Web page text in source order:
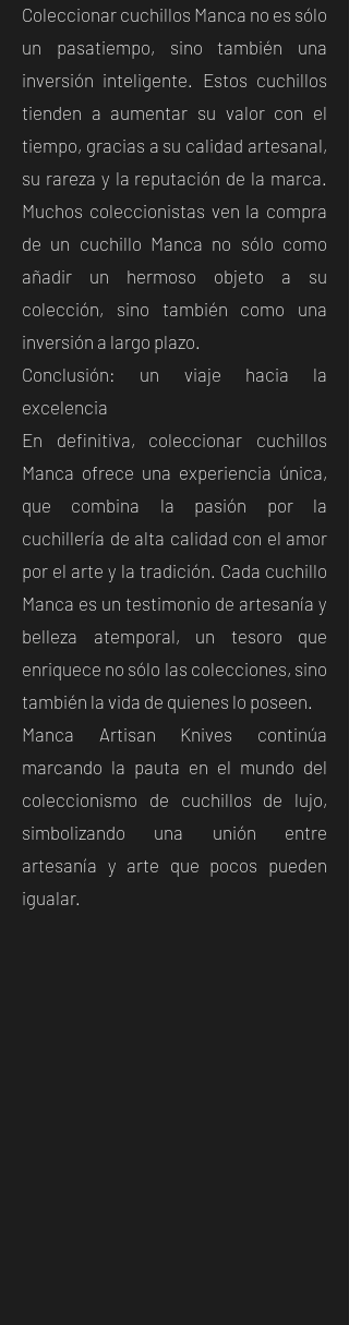
Coleccionar cuchillos Manca no es sólo
un pasatiempo, sino también una
inversión inteligente. Estos cuchillos
tienden a aumentar su valor con el
tiempo, gracias a su calidad artesanal,
su rareza y la reputación de la marca.
Muchos coleccionistas ven la compra
de un cuchillo Manca no sólo como
añadir un hermoso objeto a su
colección, sino también como una
inversión a largo plazo.
Conclusión: un viaje hacia la
excelencia
En definitiva, coleccionar cuchillos
Manca ofrece una experiencia única,
que combina la pasión por la
cuchillería de alta calidad con el amor
por el arte y la tradición. Cada cuchillo
Manca es un testimonio de artesanía y
belleza atemporal, un tesoro que
enriquece no sólo las colecciones, sino
también la vida de quienes lo poseen.
Manca Artisan Knives continúa
marcando la pauta en el mundo del
coleccionismo de cuchillos de lujo,
simbolizando una unión entre
artesanía y arte que pocos pueden
igualar.